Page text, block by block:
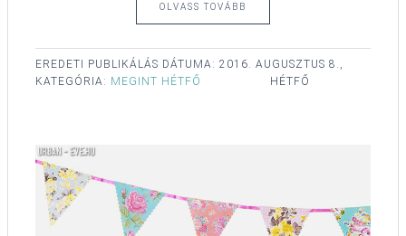
OLVASS TOVÁBB
EREDETI PUBLIKÁLÁS DÁTUMA: 2016. AUGUSZTUS 8.,
HÉTFŐ
KATEGÓRIA: MEGINT HÉTFŐ